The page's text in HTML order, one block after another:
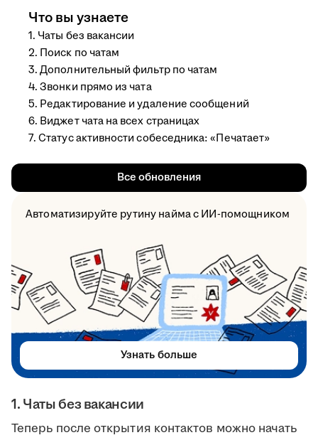
1. Чаты без вакансии
Теперь после открытия контактов можно начать
Что вы узнаете
1. Чаты без вакансии
2. Поиск по чатам
3. Дополнительный фильтр по чатам
4. Звонки прямо из чата
5. Редактирование и удаление сообщений
6. Виджет чата на всех страницах
7. Статус активности собеседника: «Печатает»
Все обновления
Автоматизируйте рутину найма с ИИ-помощником
Узнать больше